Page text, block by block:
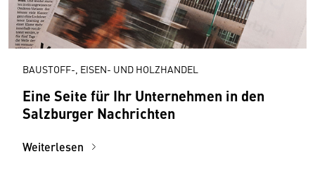
BAUSTOFF-, EISEN- UND HOLZHANDEL
Eine Seite für Ihr Unternehmen in den
Salzburger Nachrichten
Weiterlesen